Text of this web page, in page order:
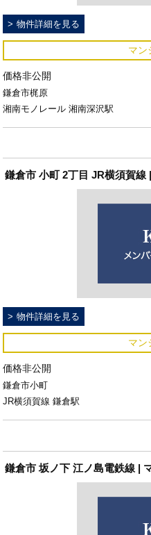
物件詳細を見る
マン
価格非公開
鎌倉市梶原
湘南モノレール 湘南深沢駅
鎌倉市 小町 2丁目 JR横須賀線
物件詳細を見る
マン
価格非公開
鎌倉市小町
JR横須賀線 鎌倉駅
鎌倉市 坂ノ下 江ノ島電鉄線 |